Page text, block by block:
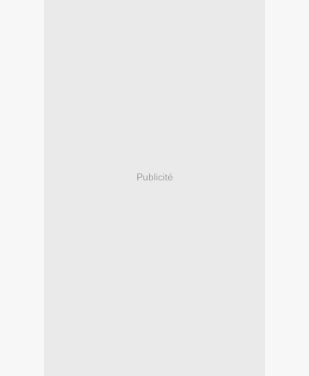
Publicité